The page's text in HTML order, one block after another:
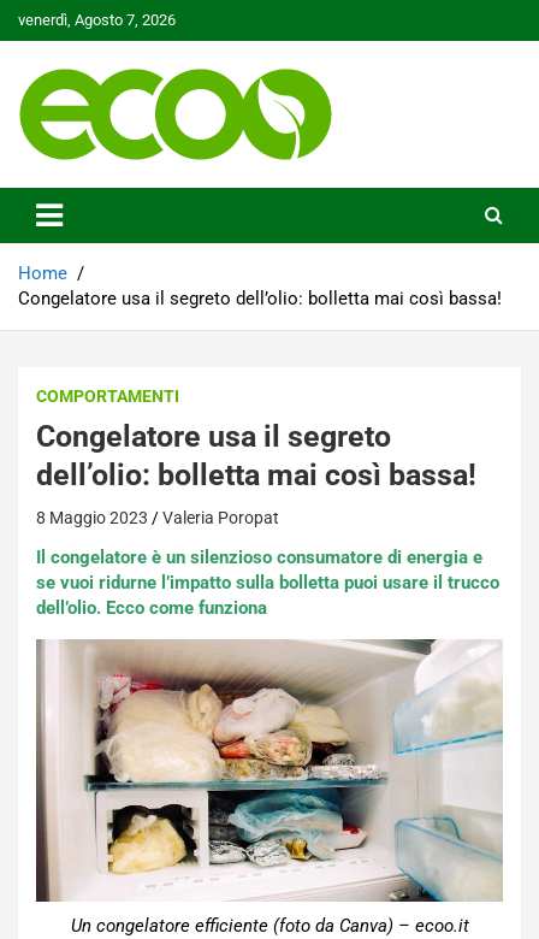
to
venerdì, Agosto 7, 2026
Ecoo.it
Home
Congelatore usa il segreto dell’olio: bolletta mai così bassa!
COMPORTAMENTI
Congelatore usa il segreto
dell’olio: bolletta mai così bassa!
8 Maggio 2023 Valeria Poropat
Il congelatore è un silenzioso consumatore di energia e
se vuoi ridurne l’impatto sulla bolletta puoi usare il trucco
dell’olio. Ecco come funziona
Un congelatore efficiente (foto da Canva) – ecoo.it